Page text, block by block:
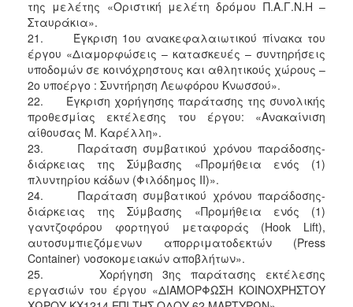
της μελέτης «Οριστική μελέτη δρόμου Π.Α.Γ.Ν.Η –
Σταυράκια».
21. Έγκριση 1ου ανακεφαλαιωτικού πίνακα του
έργου «Διαμορφώσεις – κατασκευές – συντηρήσεις
υποδομών σε κοινόχρηστους και αθλητικούς χώρους –
2ο υποέργο : Συντήρηση Λεωφόρου Κνωσσού».
22. Έγκριση χορήγησης παράτασης της συνολικής
προθεσμίας εκτέλεσης του έργου: «Ανακαίνιση
αίθουσας Μ. Καρέλλη».
23. Παράταση συμβατικού χρόνου παράδοσης-
διάρκειας της Σύμβασης «Προμήθεια ενός (1)
πλυντηρίου κάδων (Φιλόδημος II)».
24. Παράταση συμβατικού χρόνου παράδοσης-
διάρκειας της Σύμβασης «Προμήθεια ενός (1)
γαντζοφόρου φορτηγού μεταφοράς (Ηοοk Lift),
αυτοσυμπιεζόμενων απορριματοδεκτών (Press
Container) νοσοκομειακών αποβλήτων».
25. Χορήγηση 3ης παράτασης εκτέλεσης
εργασιών του έργου «ΔΙΑΜΟΡΦΩΣΗ ΚΟΙΝΟΧΡΗΣΤΟΥ